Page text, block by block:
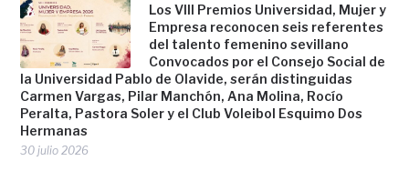
Los VIII Premios Universidad, Mujer y
Empresa reconocen seis referentes
del talento femenino sevillano
Convocados por el Consejo Social de
la Universidad Pablo de Olavide, serán distinguidas
Carmen Vargas, Pilar Manchón, Ana Molina, Rocío
Peralta, Pastora Soler y el Club Voleibol Esquimo Dos
Hermanas
30 julio 2026